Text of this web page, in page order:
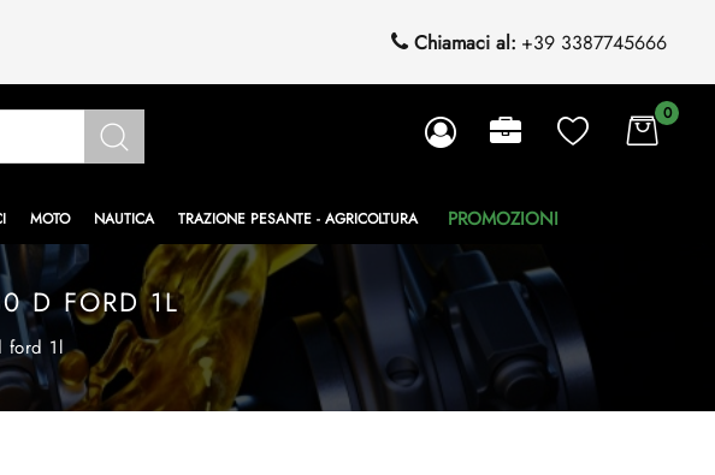
Chiamaci al: +39 3387745666
0
MOTO NAUTICA TRAZIONE PESANTE - AGRICOLTURA PROMOZIONI
D FORD 1L
ford 1l